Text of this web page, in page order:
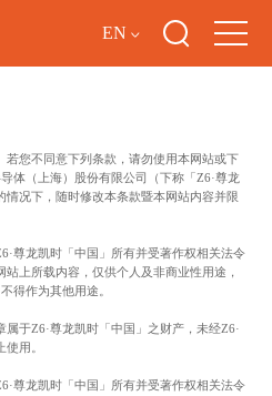
EN
若您不同意下列条款，请勿使用本网站或下
体（上海）股份有限公司（下称「Z6·尊龙
况下，随时修改本条款暨本网站内容并限
尊龙凯时「中国」所有并受著作权相关法令
上所载内容，仅供个人及非商业性用途，
不得作为其他用途。
于Z6·尊龙凯时「中国」之财产，未经Z6·
用。
尊龙凯时「中国」所有并受著作权相关法令